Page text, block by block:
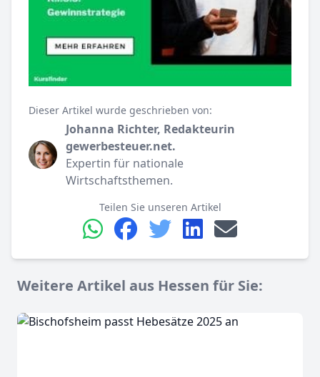
Dieser Artikel wurde geschrieben von:
Johanna Richter, Redakteurin
gewerbesteuer.net.
Expertin für nationale
Wirtschaftsthemen.
Teilen Sie unseren Artikel
Weitere Artikel aus Hessen für Sie: